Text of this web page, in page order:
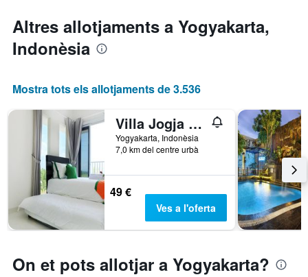
preu
mitjà
d'una
Altres allotjaments a Yogyakarta,
Indonèsia
Mostra tots els allotjaments de 3.536
Villa Jogja Grand Bale with Private Pool by Simply Homy
Yogyakarta, Indonèsia
7,0 km del centre urbà
49 €
Ves a l'oferta
On et pots allotjar a Yogyakarta?